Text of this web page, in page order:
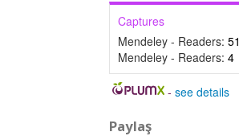
Captures
Mendeley - Readers: 51
Mendeley - Readers: 4
-see details
Paylaş